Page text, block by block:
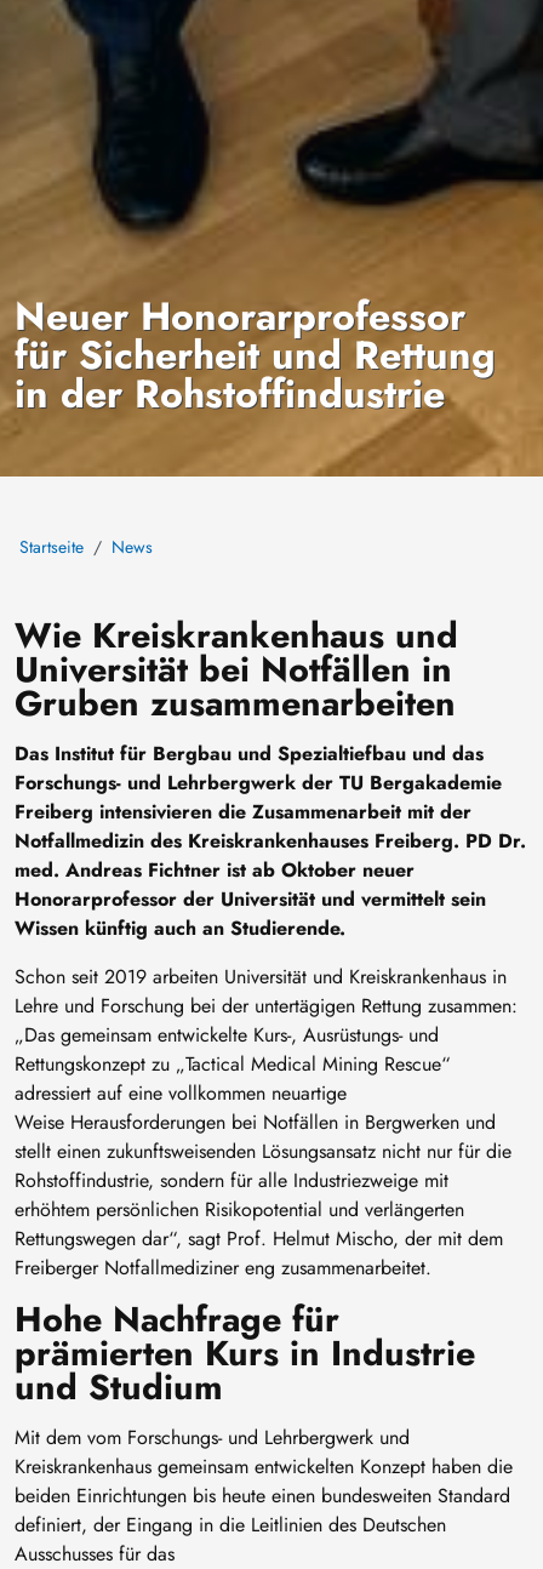
Neuer Honorarprofessor
für Sicherheit und Rettung
in der Rohstoffindustrie
Startseite News
Wie Kreiskrankenhaus und
Universität bei Notfällen in
Gruben zusammenarbeiten
Das Institut für Bergbau und Spezialtiefbau und das
Forschungs- und Lehrbergwerk der TU Bergakademie
Freiberg intensivieren die Zusammenarbeit mit der
Notfallmedizin des Kreiskrankenhauses Freiberg. PD Dr.
med. Andreas Fichtner ist ab Oktober neuer
Honorarprofessor der Universität und vermittelt sein
Wissen künftig auch an Studierende.
Schon seit 2019 arbeiten Universität und Kreiskrankenhaus in
Lehre und Forschung bei der untertägigen Rettung zusammen:
„Das gemeinsam entwickelte Kurs-, Ausrüstungs- und
Rettungskonzept zu „Tactical Medical Mining Rescue“
adressiert auf eine vollkommen neuartige
Weise Herausforderungen bei Notfällen in Bergwerken und
stellt einen zukunftsweisenden Lösungsansatz nicht nur für die
Rohstoffindustrie, sondern für alle Industriezweige mit
erhöhtem persönlichen Risikopotential und verlängerten
Rettungswegen dar“, sagt Prof. Helmut Mischo, der mit dem
Freiberger Notfallmediziner eng zusammenarbeitet.
Hohe Nachfrage für
prämierten Kurs in Industrie
und Studium
Mit dem vom Forschungs- und Lehrbergwerk und
Kreiskrankenhaus gemeinsam entwickelten Konzept haben die
beiden Einrichtungen bis heute einen bundesweiten Standard
definiert, der Eingang in die Leitlinien des Deutschen
Ausschusses für das